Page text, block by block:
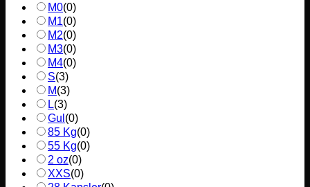
M0(0)
M1(0)
M2(0)
M3(0)
M4(0)
S(3)
M(3)
L(3)
Gul (0)
85 Kg(0)
55 Kg(0)
2 oz(0)
XXS(0)